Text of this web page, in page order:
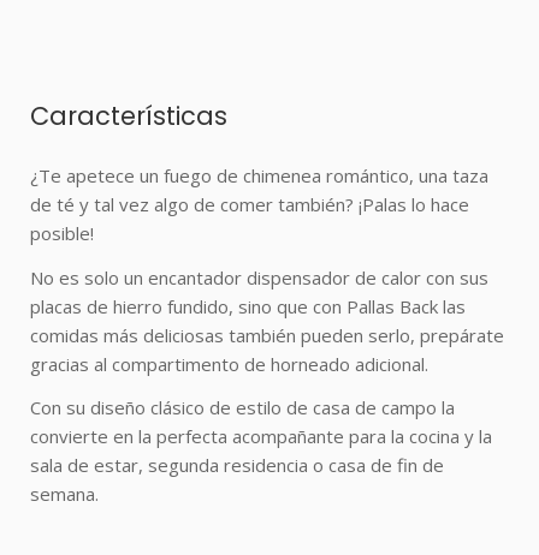
Características
¿Te apetece un fuego de chimenea romántico, una taza
de té y tal vez algo de comer también? ¡Palas lo hace
posible!
No es solo un encantador dispensador de calor con sus
placas de hierro fundido, sino que con Pallas Back las
comidas más deliciosas también pueden serlo, prepárate
gracias al compartimento de horneado adicional.
Con su diseño clásico de estilo de casa de campo la
convierte en la perfecta acompañante para la cocina y la
sala de estar, segunda residencia o casa de fin de
semana.